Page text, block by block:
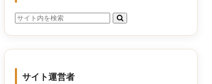
サイト運営者